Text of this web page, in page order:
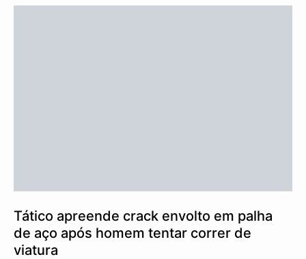
Tático apreende crack envolto em palha
de aço após homem tentar correr de
viatura